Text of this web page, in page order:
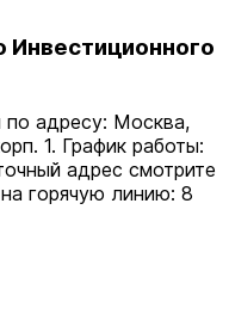
Инвестиционного
адресу: Москва,
1. График работы:
адрес смотрите
горячую линию: 8